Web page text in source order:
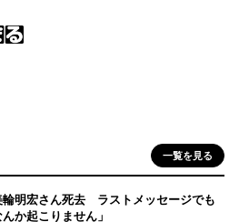
一覧を見る
輪明宏さん死去 ラストメッセージでも
か起こりません」